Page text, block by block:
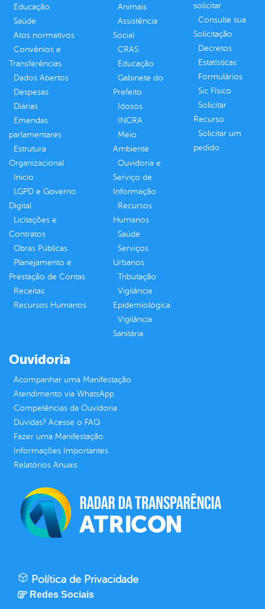
Educação
Saúde
Atos normativos
Convênios e
Transferências
Dados Abertos
Despesas
Diárias
Emendas
parlamentares
Estrutura
Organizacional
Inicio
LGPD e Governo
Digital
Licitações e
Contratos
Obras Públicas
Planejamento e
Prestação de Contas
Receitas
Recursos Humanos
Animais
Assistência
Social
CRAS
Educação
Gabinete do
Prefeito
Idosos
INCRA
Meio
Ambiente
Ouvidoria e
Serviço de
Informação
Recursos
Humanos
Saúde
Serviços
Urbanos
Tributação
Vigilância
Epidemiológica
Vigilância
Sanitária
solicitar
Consulte sua
Solicitação
Decretos
Estatísticas
Formulários
Sic Físico
Solicitar
Recurso
Solicitar um
pedido
Ouvidoria
Acompanhar uma Manifestação
Atendimento via WhatsApp
Competências da Ouvidoria
Dúvidas? Acesse o FAQ
Fazer uma Manifestação
Informações Importantes
Relatórios Anuais
Política de Privacidade
Redes Sociais